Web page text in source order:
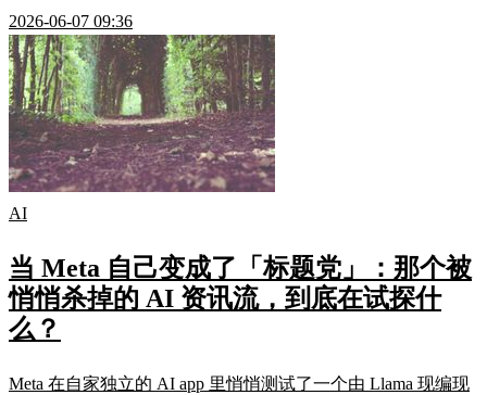
2026-06-07 09:36
AI
当 Meta 自己变成了「标题党」：那个被
悄悄杀掉的 AI 资讯流，到底在试探什
么？
Meta 在自家独立的 AI app 里悄悄测试了一个由 Llama 现编现